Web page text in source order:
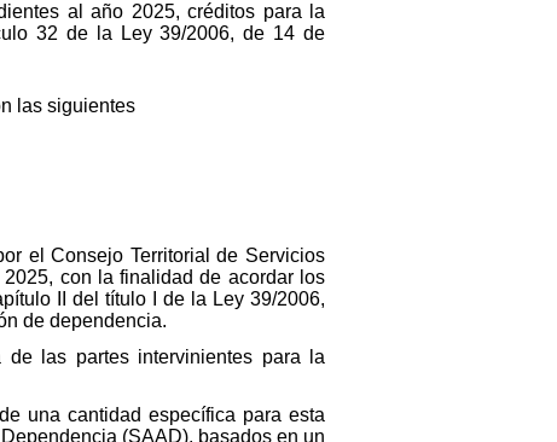
al año 2025, créditos para la
32 de la Ley 39/2006, de 14 de
las siguientes
el Consejo Territorial de Servicios
con la finalidad de acordar los
II del título I de la Ley 39/2006,
de dependencia.
las partes intervinientes para la
una cantidad específica para esta
(SAAD), basados en un